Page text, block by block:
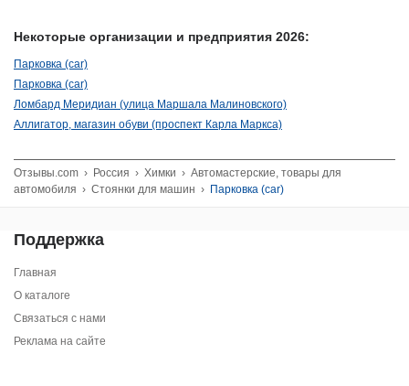
Некоторые организации и предприятия 2026:
Парковка (car)
Парковка (car)
Ломбард Меридиан (улица Маршала Малиновского)
Аллигатор, магазин обуви (проспект Карла Маркса)
Отзывы.com › Россия › Химки › Автомастерские, товары для
автомобиля › Стоянки для машин › Парковка (car)
Поддержка
Главная
О каталоге
Связаться с нами
Реклама на сайте